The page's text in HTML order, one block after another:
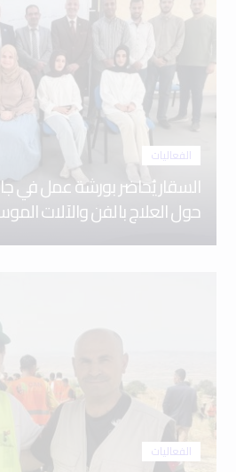
الفعاليات
السقار يُحاضر بورشة عمل في
حول العلاج بالفن والآلات
الفعاليات